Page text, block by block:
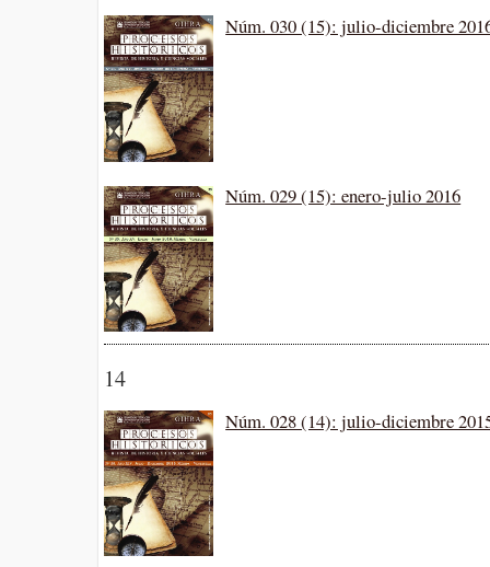
Núm. 030 (15): julio-diciembre
Núm. 029 (15): enero-julio 2016
14
Núm. 028 (14): julio-diciembre